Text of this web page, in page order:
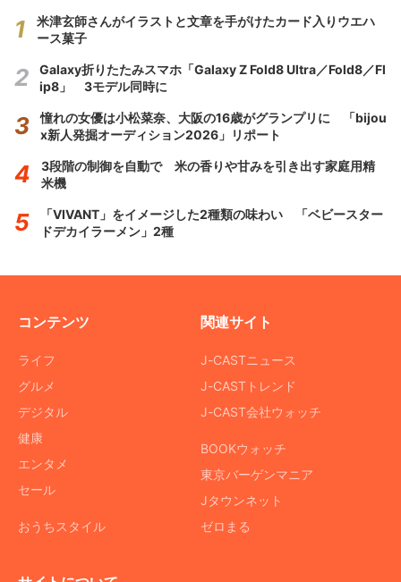
米津玄師さんがイラストと文章を手がけたカード入りウエハ
ース菓子
Galaxy折りたたみスマホ「Galaxy Z Fold8 Ultra／Fold8／Fl
ip8」 3モデル同時に
憧れの女優は小松菜奈、大阪の16歳がグランプリに 「bijou
x新人発掘オーディション2026」リポート
3段階の制御を自動で 米の香りや甘みを引き出す家庭用精
米機
「VIVANT」をイメージした2種類の味わい 「ベビースター
ドデカイラーメン」2種
コンテンツ
ライフ
グルメ
デジタル
健康
エンタメ
セール
おうちスタイル
関連サイト
J-CASTニュース
J-CASTトレンド
J-CAST会社ウォッチ
BOOKウォッチ
東京バーゲンマニア
Jタウンネット
ゼロまる